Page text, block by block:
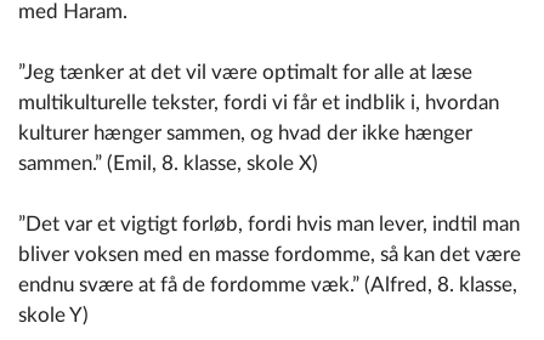
med Haram.
”Jeg tænker at det vil være optimalt for alle at læse
multikulturelle tekster, fordi vi får et indblik i, hvordan
kulturer hænger sammen, og hvad der ikke hænger
sammen.” (Emil, 8. klasse, skole X)
”Det var et vigtigt forløb, fordi hvis man lever, indtil man
bliver voksen med en masse fordomme, så kan det være
endnu svære at få de fordomme væk.” (Alfred, 8. klasse,
skole Y)